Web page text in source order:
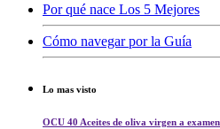
Por qué nace Los 5 Mejores
Cómo navegar por la Guía
Lo mas visto
OCU 40 Aceites de oliva virgen a